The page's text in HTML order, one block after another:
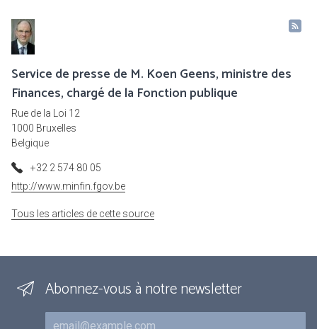
Service de presse de M. Koen Geens, ministre des
Finances, chargé de la Fonction publique
Rue de la Loi 12
1000 Bruxelles
Belgique
+32 2 574 80 05
http://www.minfin.fgov.be
Tous les articles de cette source
Abonnez-vous à notre newsletter
Courriel